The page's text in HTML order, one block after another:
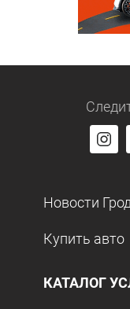
Новости
Купить авто
КАТАЛОГ